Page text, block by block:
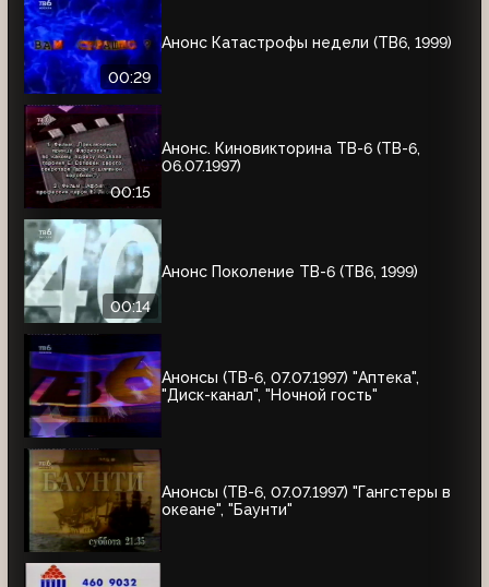
00:29
Анонс Катастрофы недели (ТВ6, 1999)
00:15
Анонс. Киновикторина ТВ-6 (ТВ-6,
06.07.1997)
00:14
Анонс Поколение ТВ-6 (ТВ6, 1999)
Анонсы (ТВ-6, 07.07.1997) "Аптека",
"Диск-канал", "Ночной гость"
Анонсы (ТВ-6, 07.07.1997) "Гангстеры в
океане", "Баунти"